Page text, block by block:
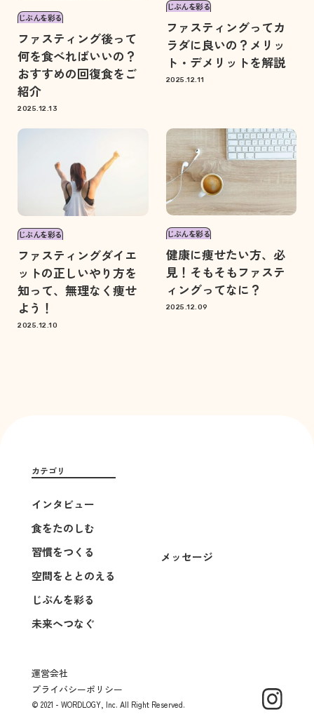
じぶんを彩る
ファスティング後って
何を食べればいいの？
おすすめの回復食をご
紹介
2025.12.13
じぶんを彩る
ファスティングってカ
ラダに良いの？メリッ
ト・デメリットを解説
2025.12.11
じぶんを彩る
ファスティングダイエ
ットの正しいやり方を
知って、無理なく痩せ
よう！
2025.12.10
じぶんを彩る
健康に痩せたい方、必
見！そもそもファステ
ィングってなに？
2025.12.09
カテゴリ
インタビュー
食をたのしむ
習慣をつくる
空間をととのえる
じぶんを彩る
未来へつなぐ
メッセージ
運営会社
プライバシーポリシー
© 2021 - WORDLOGY, Inc. All Right Reserved.